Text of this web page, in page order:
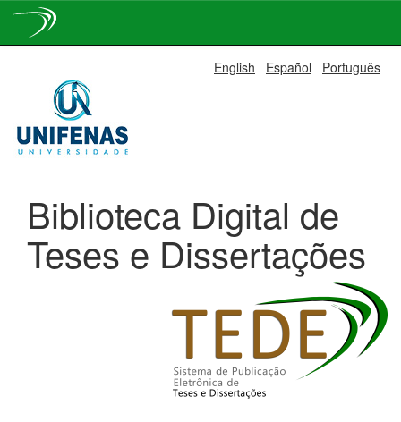
navigation
English Español Português
Biblioteca Digital de
Teses e Dissertações